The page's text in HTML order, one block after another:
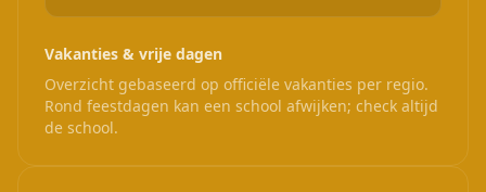
Vakanties & vrije dagen
Overzicht gebaseerd op officiële vakanties per regio.
Rond feestdagen kan een school afwijken; check altijd
de school.